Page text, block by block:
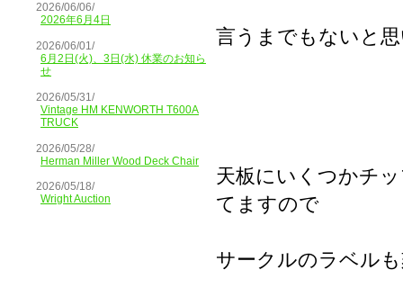
2026/06/06/
2026年6月4日
2026/06/01/
6月2日(火)、3日(水) 休業のお知ら
せ
2026/05/31/
Vintage HM KENWORTH T600A
TRUCK
2026/05/28/
Herman Miller Wood Deck Chair
2026/05/18/
Wright Auction
言うまでもないと
天板にいくつかチ
てますので
サークルのラベル